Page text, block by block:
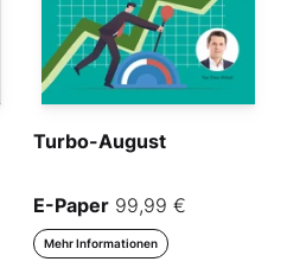
Turbo-August
E-Paper 99,99 €
Mehr Informationen